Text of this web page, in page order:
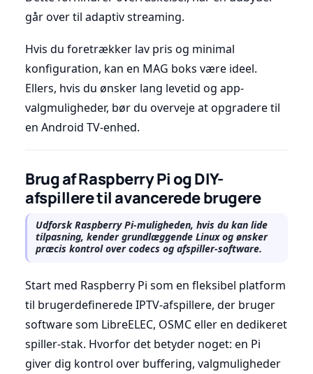
går over til adaptiv streaming.
Hvis du foretrækker lav pris og minimal
konfiguration, kan en MAG boks være ideel.
Ellers, hvis du ønsker lang levetid og app-
valgmuligheder, bør du overveje at opgradere til
en Android TV-enhed.
Brug af Raspberry Pi og DIY-
afspillere til avancerede brugere
Udforsk Raspberry Pi-muligheden, hvis du kan lide
tilpasning, kender grundlæggende Linux og ønsker
præcis kontrol over codecs og afspiller-software.
Start med Raspberry Pi som en fleksibel platform
til brugerdefinerede IPTV-afspillere, der bruger
software som LibreELEC, OSMC eller en dedikeret
spiller-stak. Hvorfor det betyder noget: en Pi
giver dig kontrol over buffering, valgmuligheder